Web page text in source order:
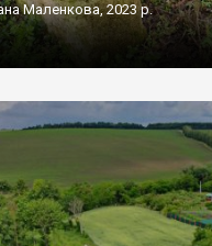
Маленкова, 2023 р.